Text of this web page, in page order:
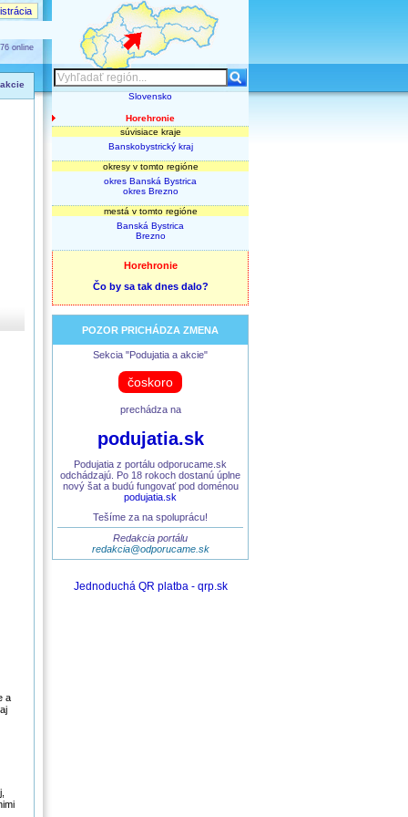
online
a
Slovensko
Horehronie
súvisiace kraje
Banskobystrický kraj
okresy v tomto regióne
okres Banská Bystrica
okres Brezno
mestá v tomto regióne
Banská Bystrica
Brezno
Horehronie
Čo by sa tak dnes dalo?
POZOR PRICHÁDZA ZMENA
Sekcia "Podujatia a akcie"
čoskoro
prechádza na
podujatia.sk
Podujatia z portálu odporucame.sk
odchádzajú. Po 18 rokoch dostanú úplne
nový šat a budú fungovať pod doménou
podujatia.sk
Tešíme za na spoluprácu!
Redakcia portálu
redakcia@odporucame.sk
Jednoduchá QR platba - qrp.sk